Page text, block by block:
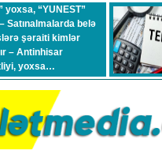
yoxsa, “YUNEST”
Satınalmalarda belə
şəraiti kimlər
– Antinhisar
yoxsa…